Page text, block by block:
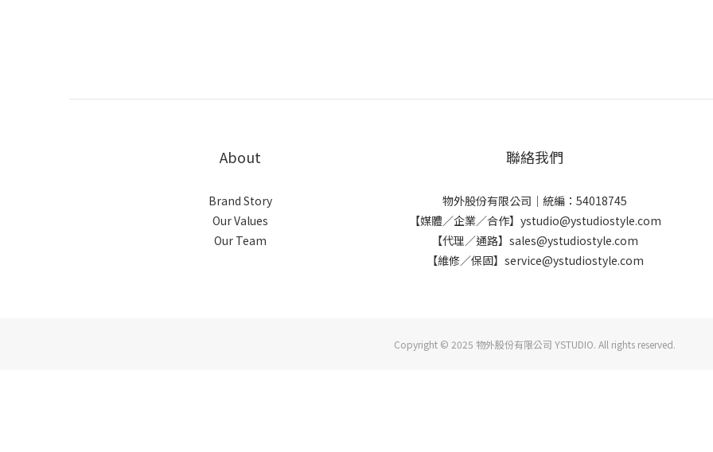
About
Brand Story
Our Values
Our Team
聯絡我們
物外股份有限公司｜統編：54018745
【媒體／企業／合作】ystudio@ystudiostyle.com
【代理／通路】sales@ystudiostyle.com
【維修／保固】service@ystudiostyle.com
Copyright © 2025 物外股份有限公司 YSTUDIO. All rights reserved.